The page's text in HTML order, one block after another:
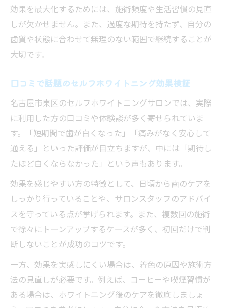
の時間
リラックス重視のセルフホワイトニング選
び方
名古屋で気軽に始められるセルフホワイトニン
グ体験談
セルフホワイトニング初体験の率直な感想
まとめ
名古屋で人気のセルフホワイトニング体験
ストーリー
セルフホワイトニングの効果を実感したリ
アルな声
忙しい女性が語るセルフホワイトニングの
メリット
気軽に始めるセルフホワイトニング体験の
流れ
手軽さと安全性で選ぶセルフホワイトニングの
新常識
効果を最大化するためには、施術頻度や生活習慣の見直
しが欠かせません。また、過度な期待を持たず、自分の
歯質や状態に合わせて無理のない範囲で継続することが
大切です。
口コミで話題のセルフホワイトニング効果検証
名古屋市東区のセルフホワイトニングサロンでは、実際
に利用した方の口コミや体験談が多く寄せられていま
す。「短期間で歯が白くなった」「痛みがなく安心して
通える」といった評価が目立ちますが、中には「期待し
たほど白くならなかった」という声もあります。
効果を感じやすい方の特徴として、日頃から歯のケアを
しっかり行っていることや、サロンスタッフのアドバイ
スを守っている点が挙げられます。また、複数回の施術
で徐々にトーンアップするケースが多く、初回だけで判
断しないことが成功のコツです。
一方、効果を実感しにくい場合は、着色の原因や施術方
法の見直しが必要です。例えば、コーヒーや喫煙習慣が
ある場合は、ホワイトニング後のケアを徹底しましょ